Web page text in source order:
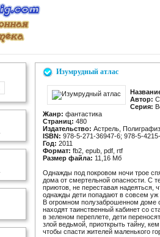
Изумрудный атлас
Автор:
Серия:
Жанр: фантастика
Страниц: 480
Издательство: Астрель,
ISBN: 978-5-271-36947-6; 978-5-
Год: 2011
Формат: fb2, epub, pdf, rtf
Размер файла: 11,16 Мб
Однажды под покровом ночи трое
дома от смертельной опасности. С
приютов, не переставая надеяться,
однажды дети попадают в совсем уж
В огромном полузаброшенном доме
находят таинственный кабинет со
в зеленом переплете, дети
злой ведьмой, приоткрыть тайну,
чтобы спасти жителей маленького